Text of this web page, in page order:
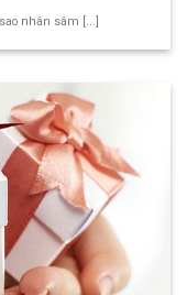
nhân sâm [...]